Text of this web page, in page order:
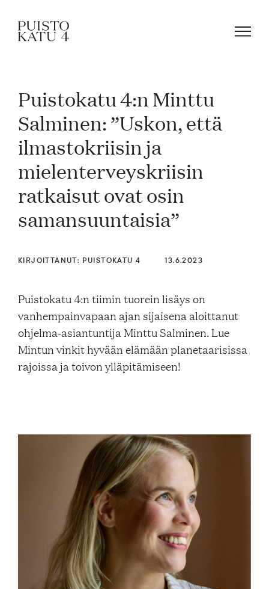
Mistä kyse?
Yhteisömme
Tapahtumat
FAQ
SME
Puistokatu 4:n Minttu
Salminen: ”Uskon, että
ilmastokriisin ja
mielenterveyskriisin
ratkaisut ovat osin
samansuuntaisia”
KIRJOITTANUT: PUISTOKATU 4 13.6.2023
Puistokatu 4:n tiimin tuorein lisäys on
vanhempainvapaan ajan sijaisena aloittanut
ohjelma-asiantuntija Minttu Salminen. Lue
Mintun vinkit hyvään elämään planetaarisissa
rajoissa ja toivon ylläpitämiseen!